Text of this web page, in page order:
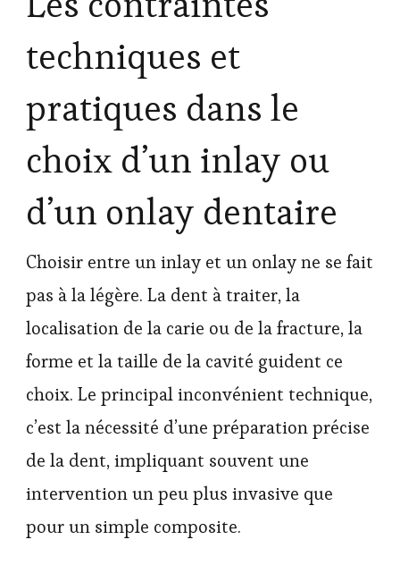
techniques et
pratiques dans le
choix d’un inlay ou
d’un onlay dentaire
Choisir entre un inlay et un onlay ne se fait
pas à la légère. La dent à traiter, la
localisation de la carie ou de la fracture, la
forme et la taille de la cavité guident ce
choix. Le principal inconvénient technique,
c’est la nécessité d’une préparation précise
de la dent, impliquant souvent une
intervention un peu plus invasive que
pour un simple composite.